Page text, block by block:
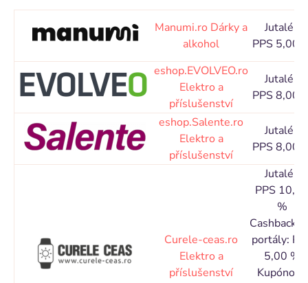
Manumi.ro Dárky a
alkohol
Jutalék
PPS 5,00
eshop.EVOLVEO.ro
Elektro a
příslušenství
Jutalék
PPS 8,00
eshop.Salente.ro
Elektro a
příslušenství
Jutalék
PPS 8,00
Curele-ceas.ro
Elektro a
příslušenství
Jutalék
PPS 10,00
%
portály:
5,00 %
Kupónové